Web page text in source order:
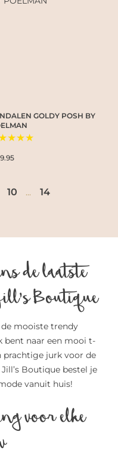
GOLDY POSH BY
10 ... 14
de laatste
Boutique
de mooiste trendy
bent naar een mooi t-
prachtige jurk voor de
Boutique bestel je
vanuit huis!
voor elke